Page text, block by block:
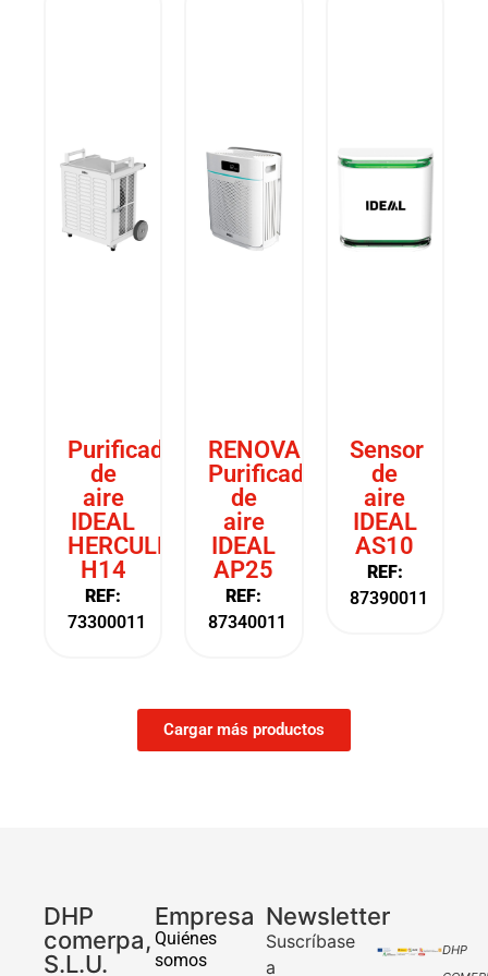
Purificador
de
aire
IDEAL
HERCULES
H14
REF:
73300011
RENOVADO.
Purificador
de
aire
IDEAL
AP25
REF:
87340011
Sensor
de
aire
IDEAL
AS10
REF:
87390011
Cargar más productos
DHP
comerpa,
S.L.U.
Empresa
Quiénes
somos
Newsletter
Suscríbase
a
DHP